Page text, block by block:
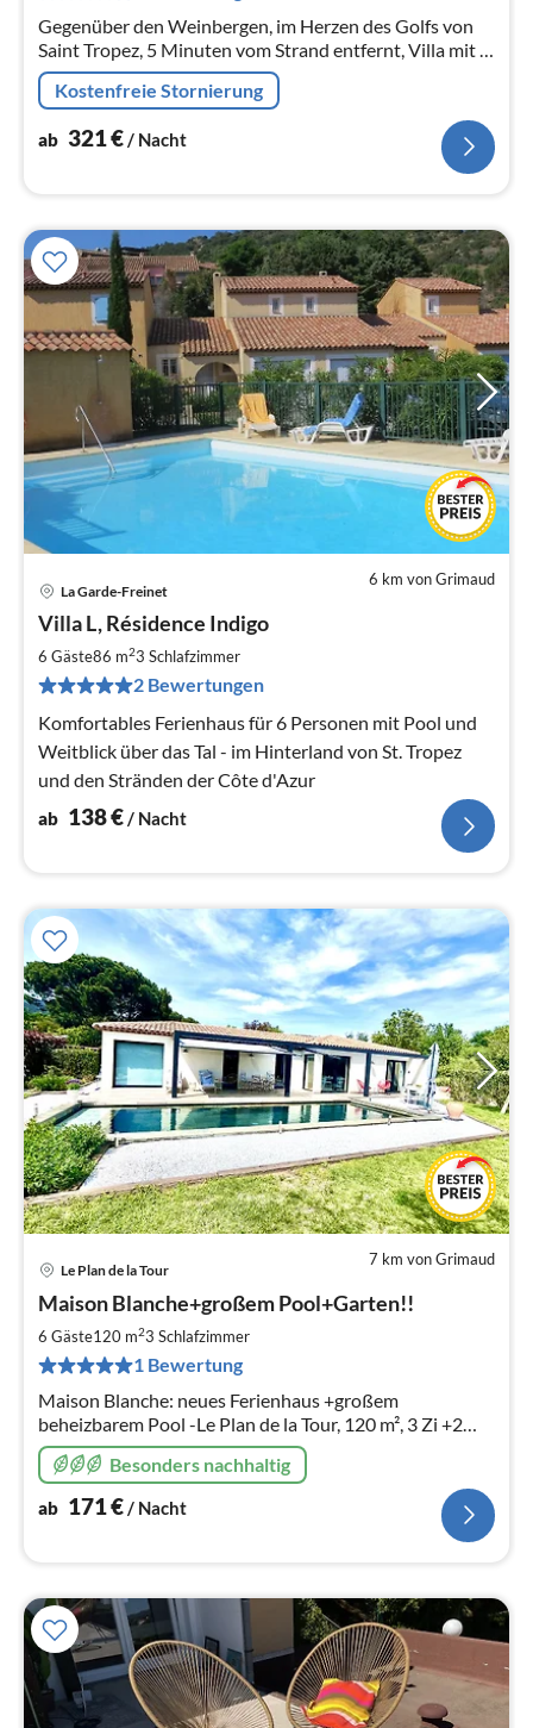
Gegenüber den Weinbergen, im Herzen des Golfs von
Saint Tropez, 5 Minuten vom Strand entfernt, Villa mit 4
Schlafzimmern und 4 Badezimmern in einer renovierten
Bastide, mit privatem Pool.
Kostenfreie Stornierung
ab 321€/ Nacht
6 km von Grimaud
La Garde-Freinet
Villa L, Résidence Indigo
6 Gäste86 m23 Schlafzimmer
2 Bewertungen
Komfortables Ferienhaus für 6 Personen mit Pool und
Weitblick über das Tal - im Hinterland von St. Tropez
und den Stränden der Côte d'Azur
ab 138€/ Nacht
7 km von Grimaud
Le Plan de la Tour
Maison Blanche+großem Pool+Garten!!
6 Gäste120 m23 Schlafzimmer
1 Bewertung
Maison Blanche: neues Ferienhaus +großem
beheizbarem Pool -Le Plan de la Tour, 120 m², 3 Zi +2
Bäder
Besonders nachhaltig
ab 171€/ Nacht